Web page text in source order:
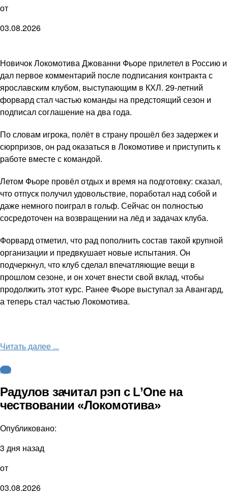
от
03.08.2026
Новичок Локомотива Джованни Фьоре прилетел в Россию и
дал первое комментарий после подписания контракта с
ярославским клубом, выступающим в КХЛ. 29-летний
форвард стал частью команды на предстоящий сезон и
подписал соглашение на два года.
По словам игрока, полёт в страну прошёл без задержек и
сюрпризов, он рад оказаться в Локомотиве и приступить к
работе вместе с командой.
Летом Фьоре провёл отдых и время на подготовку: сказал,
что отпуск получил удовольствие, поработал над собой и
даже немного поиграл в гольф. Сейчас он полностью
сосредоточен на возвращении на лёд и задачах клуба.
Форвард отметил, что рад пополнить состав такой крупной
организации и предвкушает новые испытания. Он
подчеркнул, что клуб сделал впечатляющие вещи в
прошлом сезоне, и он хочет внести свой вклад, чтобы
продолжить этот курс. Ранее Фьоре выступал за Авангард,
а теперь стал частью Локомотива.
Читать далее ...
КХЛ
Радулов зачитал рэп с L’One на
чествовании «Локомотива»
Опубликовано:
3 дня назад
от
03.08.2026